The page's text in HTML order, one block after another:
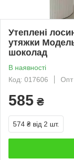
Утеплені
утяжки
шоколад
В наявності
Код: 017606
Опт
585 ₴
574 ₴ від 2 шт.